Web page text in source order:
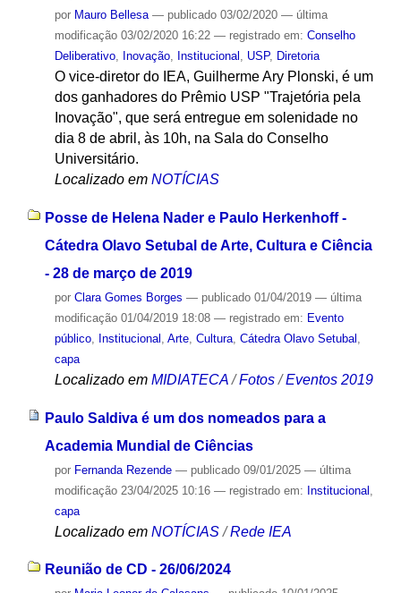
por Mauro Bellesa — publicado03/02/2020 — última
modificação03/02/2020 16:22 — registrado em: Conselho
Deliberativo, Inovação, Institucional , USP, Diretoria
O vice-diretor do IEA, Guilherme Ary Plonski, é um
dos ganhadores do Prêmio USP "Trajetória pela
Inovação", que será entregue em solenidade no
dia 8 de abril, às 10h, na Sala do Conselho
Universitário.
Localizado em NOTÍCIAS
Posse de Helena Nader e Paulo Herkenhoff -
Cátedra Olavo Setubal de Arte, Cultura e Ciência
- 28 de março de 2019
por Clara Gomes Borges — publicado01/04/2019 — última
modificação01/04/2019 18:08 — registrado em: Evento
público, Institucional Arte, Cultura, Cátedra Olavo Setubal
capa
Localizado em MIDIATECA /Fotos /Eventos 2019
Paulo Saldiva é um dos nomeados para a
Academia Mundial de Ciências
por Fernanda Rezende — publicado09/01/2025 — última
modificação23/04/2025 10:16 — registrado em: Institucional
capa
Localizado em NOTÍCIAS /Rede IEA
Reunião de CD - 26/06/2024